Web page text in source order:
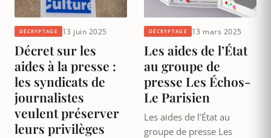
DÉCRYPTAGE 13 juin 2025
Décret sur les
aides à la presse :
les syndicats de
journalistes
veulent préserver
leurs privilèges
DÉCRYPTAGE 13 mars 2025
Les aides de l’État
au groupe de
presse Les Échos-
Le Parisien
Les aides de l’État au
groupe de presse Les